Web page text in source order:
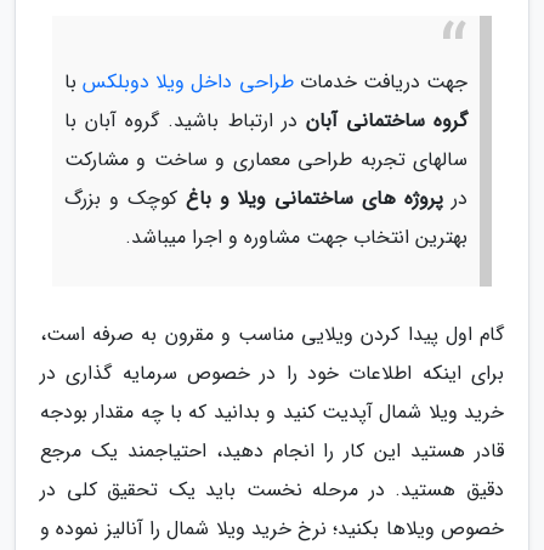
جهت دریافت خدماتطراحی داخل ویلا دوبلکسبا
گروه ساختمانی آبان در ارتباط باشید. گروه آبان با
سالهای تجربه طراحی معماری و ساخت و مشارکت
در پروژه های ساختمانی ویلا و باغ کوچک و بزرگ
بهترین انتخاب جهت مشاوره و اجرا میباشد.
گام اول پیدا کردن ویلایی مناسب و مقرون به صرفه است،
برای اینکه اطلاعات خود را در خصوص سرمایه گذاری در
خرید ویلا شمال آپدیت کنید و بدانید که با چه مقدار بودجه
قادر هستید این کار را انجام دهید، احتیاجمند یک مرجع
دقیق هستید. در مرحله نخست باید یک تحقیق کلی در
خصوص ویلاها بکنید؛ نرخ خرید ویلا شمال را آنالیز نموده و